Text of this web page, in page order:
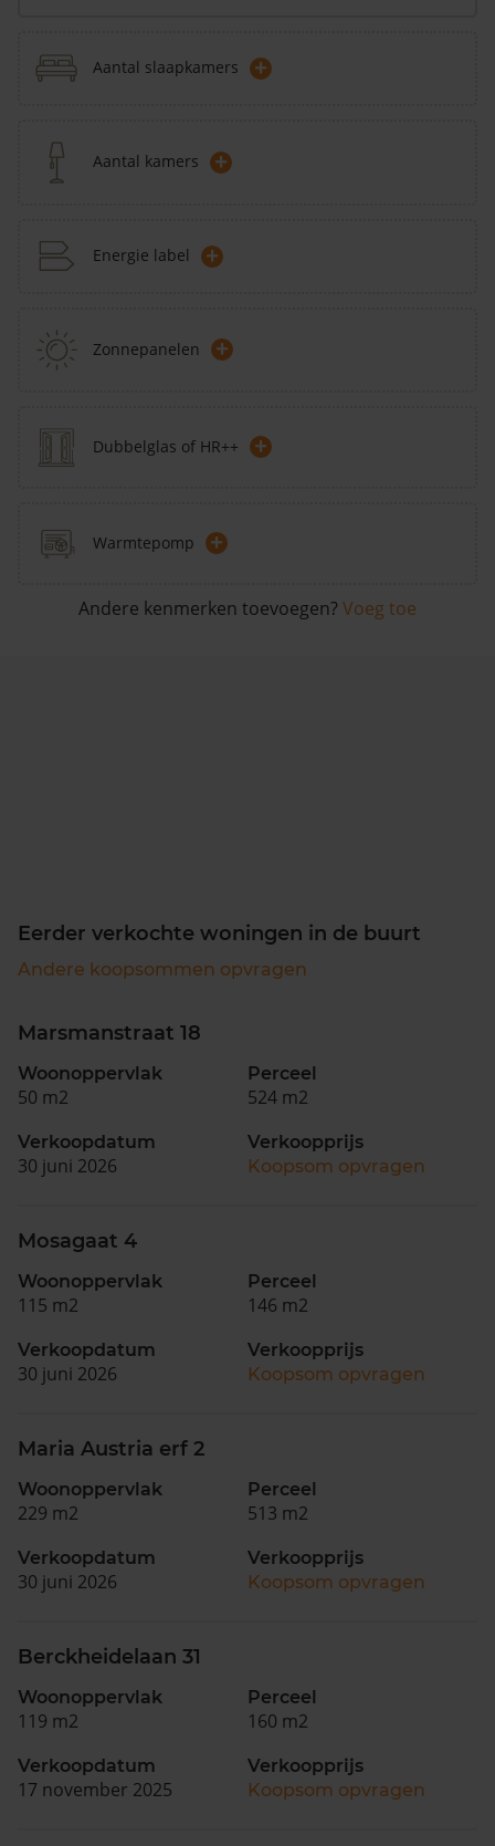
Aantal slaapkamers +
Aantal kamers +
Energie label +
Zonnepanelen +
Dubbelglas of HR++ +
Warmtepomp +
Andere kenmerken toevoegen? Voeg toe
Eerder verkochte woningen in de buurt
Andere koopsommen opvragen
Marsmanstraat 18
Woonoppervlak
50 m2
Perceel
524 m2
Verkoopdatum
30 juni 2026
Verkoopprijs
Koopsom opvragen
Mosagaat 4
Woonoppervlak
115 m2
Perceel
146 m2
Verkoopdatum
30 juni 2026
Verkoopprijs
Koopsom opvragen
Maria Austria erf 2
Woonoppervlak
229 m2
Perceel
513 m2
Verkoopdatum
30 juni 2026
Verkoopprijs
Koopsom opvragen
Berckheidelaan 31
Woonoppervlak
119 m2
Perceel
160 m2
Verkoopdatum
17 november 2025
Verkoopprijs
Koopsom opvragen